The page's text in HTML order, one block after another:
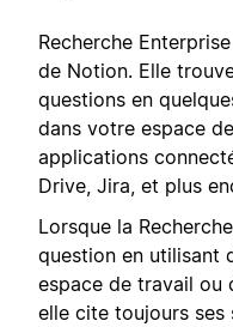
Recherche
de Notion. Elle
questions en
dans votre espace
applications
Drive, Jira, et plus
Lorsque la
question en utilisant
espace de travail ou
elle cite toujours ses